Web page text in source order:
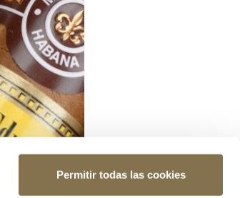
Permitir todas las cookies